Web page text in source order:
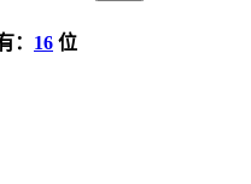
： 16 位